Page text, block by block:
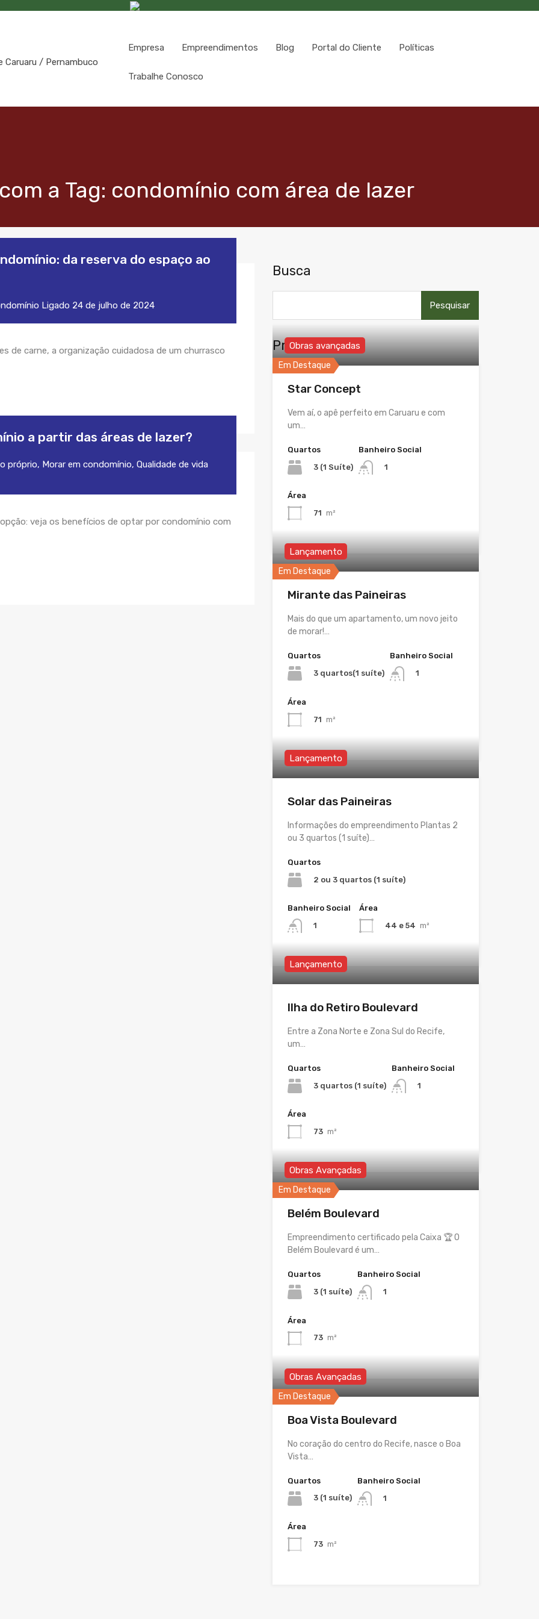
Empresa Empreendimentos Blog Portal do Cliente Políticas
Trabalhe Conosco
a Tag: condomínio com área de lazer
da reserva do espaço ao
Ligado 24 de julho de 2024
de carne, a organização cuidadosa de um churrasco
a partir das áreas de lazer?
próprio, Morar em condomínio, Qualidade de vida
veja os benefícios de optar por condomínio com
Busca
por:
Propriedades
Em Destaque
Obras avançadas
Star Concept
Vem aí, o apê perfeito em Caruaru e com
um…
Quartos
3 (1 Suíte)
Banheiro Social
1
Área
71 m²
Em Destaque
Lançamento
Mirante das Paineiras
Mais do que um apartamento, um novo jeito
de morar!…
Quartos
3 quartos(1 suíte)
Banheiro Social
1
Área
71 m²
Lançamento
Solar das Paineiras
Informações do empreendimento Plantas 2
ou 3 quartos (1 suíte)…
Quartos
2 ou 3 quartos (1 suíte)
Banheiro Social
1
Área
44 e 54 m²
Lançamento
Ilha do Retiro Boulevard
Entre a Zona Norte e Zona Sul do Recife,
um…
Quartos
3 quartos (1 suíte)
Banheiro Social
1
Área
73 m²
Em Destaque
Obras Avançadas
Belém Boulevard
Empreendimento certificado pela Caixa 🏆 O
Belém Boulevard é um…
Quartos
3 (1 suíte)
Banheiro Social
1
Área
73 m²
Em Destaque
Obras Avançadas
Boa Vista Boulevard
No coração do centro do Recife, nasce o Boa
Vista…
Quartos
3 (1 suíte)
Banheiro Social
1
Área
73 m²